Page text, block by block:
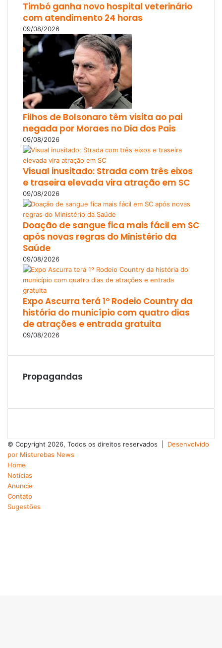
Timbó ganha novo hospital veterinário
com atendimento 24 horas
09/08/2026
Filhos de Bolsonaro têm visita ao pai
negada por Moraes no Dia dos Pais
09/08/2026
Visual inusitado: Strada com três eixos
e traseira elevada vira atração em SC
09/08/2026
Doação de sangue fica mais fácil em SC
após novas regras do Ministério da
Saúde
09/08/2026
Expo Ascurra terá 1º Rodeio Country da
história do município com quatro dias
de atrações e entrada gratuita
09/08/2026
Propagandas
© Copyright 2026, Todos os direitos reservados | Desenvolvido
por Misturebas News
Home
Notícias
Anuncie
Contato
Sugestões